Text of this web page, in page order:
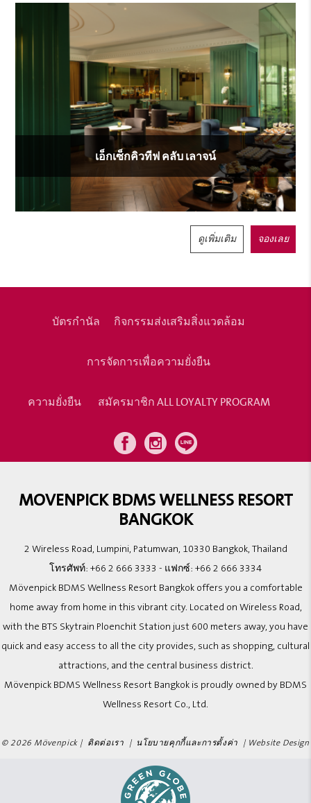
เอ็กเซ็กคิวทีฟ คลับ เลาจน์
จองเลย
ดูเพิ่มเติม
บัตรกำนัล กิจกรรมส่งเสริมสิ่งแวดล้อม
การจัดการเพื่อความยั่งยืน
ความยั่งยืน สมัครมาชิก ALL LOYALTY PROGRAM
MOVENPICK BDMS WELLNESS RESORT
BANGKOK
2 Wireless Road, Lumpini, Patumwan, 10330 Bangkok, Thailand
โทรศัพท์: +66 2 666 3333 - แฟกซ์: +66 2 666 3334
Mövenpick BDMS Wellness Resort Bangkok offers you a comfortable
home away from home in this vibrant city. Located on Wireless Road,
with the BTS Skytrain Ploenchit Station just 600 meters away, you have
quick and easy access to all the city provides, such as shopping, cultural
attractions, and the central business district.
Mövenpick BDMS Wellness Resort Bangkok is proudly owned by BDMS
Wellness Resort Co., Ltd.
© 2026 Mövenpick | ติดต่อเรา | นโยบายคุกกี้และการตั้งค่า | Website Design